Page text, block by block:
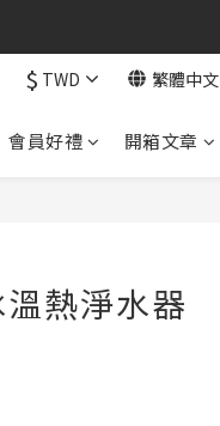
$ TWD 繁體中文
會員好禮 開箱文章
熱淨水器